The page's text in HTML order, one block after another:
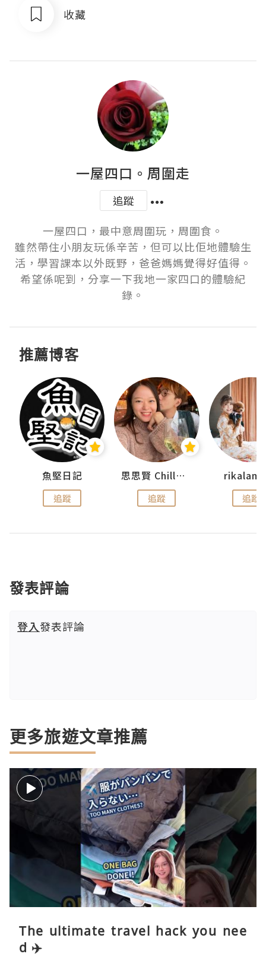
收藏
一屋四口。周圍走
追蹤
一屋四口，最中意周圍玩，周圍食。
雖然帶住小朋友玩係辛苦，但可以比佢地體驗生
活，學習課本以外既野，爸爸媽媽覺得好值得。
希望係呢到，分享一下我地一家四口的體驗紀
錄。
推薦博客
魚堅日記
追蹤
思思賢 ChillMyBabe
追蹤 追蹤
發表評論
登入發表評論
更多旅遊文章推薦
The ultimate travel hack you nee
d ✈️